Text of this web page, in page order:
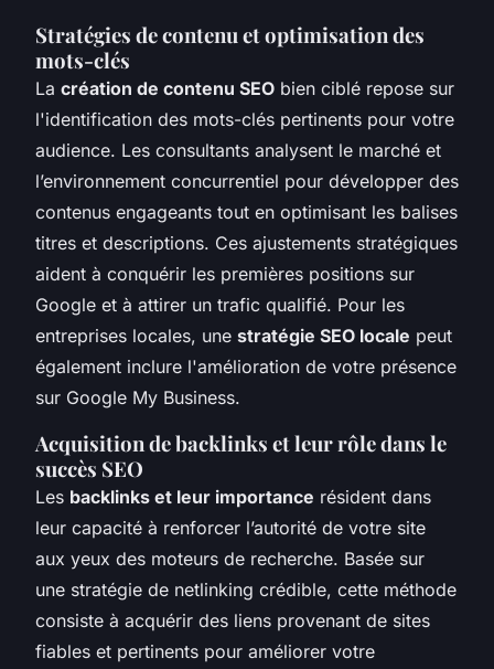
Stratégies de contenu et optimisation des
mots-clés
La création de contenu SEO bien ciblé repose sur
l'identification des mots-clés pertinents pour votre
audience. Les consultants analysent le marché et
l’environnement concurrentiel pour développer des
contenus engageants tout en optimisant les balises
titres et descriptions. Ces ajustements stratégiques
aident à conquérir les premières positions sur
Google et à attirer un trafic qualifié. Pour les
entreprises locales, une stratégie SEO locale peut
également inclure l'amélioration de votre présence
sur Google My Business.
Acquisition de backlinks et leur rôle dans le
succès SEO
Les backlinks et leur importance résident dans
leur capacité à renforcer l’autorité de votre site
aux yeux des moteurs de recherche. Basée sur
une stratégie de netlinking crédible, cette méthode
consiste à acquérir des liens provenant de sites
fiables et pertinents pour améliorer votre